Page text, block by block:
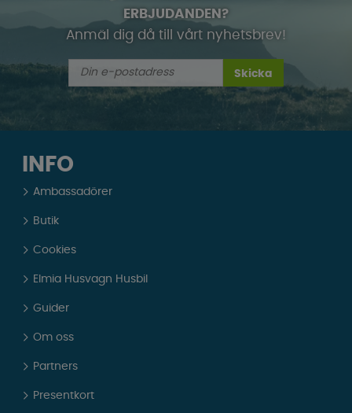
ERBJUDANDEN?
Anmäl dig då till vårt nyhetsbrev!
Skicka
INFO
Ambassadörer
Butik
Cookies
Elmia Husvagn Husbil
Guider
Om oss
Partners
Presentkort